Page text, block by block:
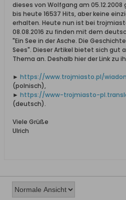
dieses von Wolfgang am
bis heute 16537 Hits, aber keine
erhalten. Heute nun ist bei
08.08.2016 zu finden mit dem
"Ein See in der Asche. Die
Sees". Dieser Artikel bietet sich gut
Thema an. Deshalb hier der Link zu
► https://www.trojmiasto.pl/
(polnisch),
► https://www-trojmiasto-
(deutsch).
Viele Grüße
Ulrich